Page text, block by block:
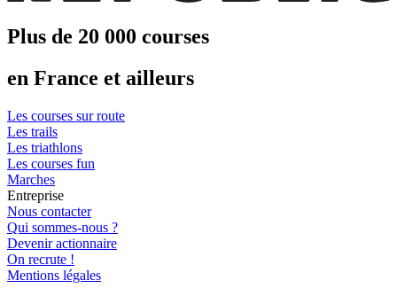
Plus de 20 000 courses
en France et ailleurs
Les courses sur route
Les trails
Les triathlons
Les courses fun
Marches
Entreprise
Nous contacter
Qui sommes-nous ?
Devenir actionnaire
On recrute !
Mentions légales